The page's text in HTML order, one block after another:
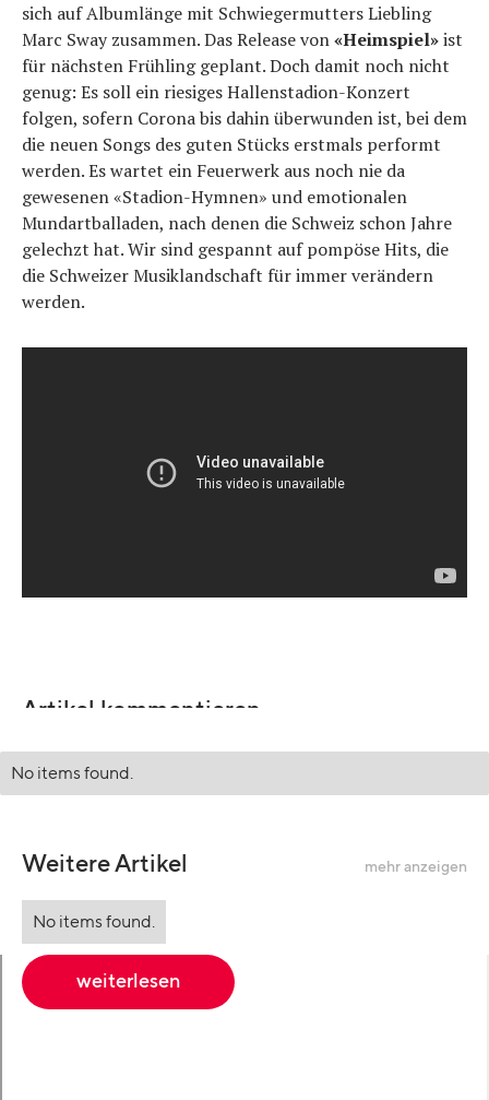
sich auf Albumlänge mit Schwiegermutters Liebling
Marc Sway zusammen. Das Release von«Heimspiel»ist
für nächsten Frühling geplant. Doch damit noch nicht
genug: Es soll ein riesiges Hallenstadion-Konzert
folgen, sofern Corona bis dahin überwunden ist, bei dem
die neuen Songs des guten Stücks erstmals performt
werden. Es wartet ein Feuerwerk aus noch nie da
gewesenen «Stadion-Hymnen» und emotionalen
Mundartballaden, nach denen die Schweiz schon Jahre
gelechzt hat. Wir sind gespannt auf pompöse Hits, die
die Schweizer Musiklandschaft für immer verändern
werden.
Artikel kommentieren
No items found.
Weitere Artikel mehr anzeigen
No items found.
weiterlesen